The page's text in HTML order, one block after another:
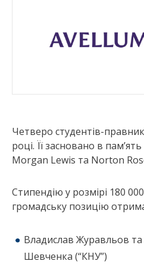
Четверо студентів-
році. Її засновано в
Morgan Lewis та Norton
Стипендію у розмірі 180
громадську позицію
Владислав Журавльов та
Шевченка (“КНУ”)